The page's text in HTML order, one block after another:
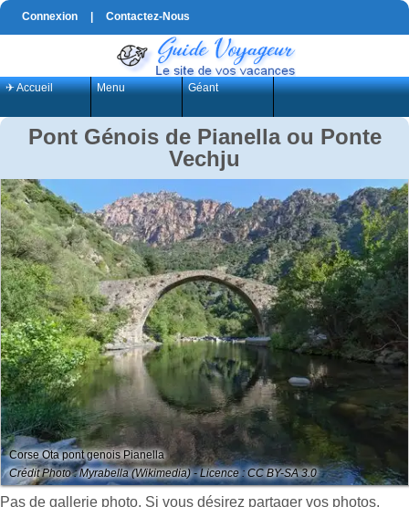
Connexion Contactez-Nous
✈ Accueil Menu Géant
Pont Génois de Pianella ou Ponte
Vechju
Corse Ota pont genois Pianella
Crédit Photo : Myrabella (Wikimedia) - Licence : CC BY-SA 3.0
Pas de gallerie photo. Si vous désirez partager vos photos,